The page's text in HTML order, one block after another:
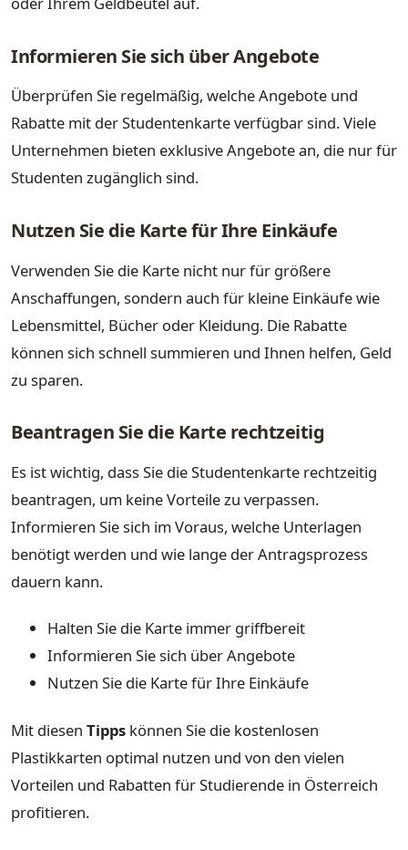
Informieren Sie sich über Angebote
Überprüfen Sie regelmäßig, welche Angebote und
Rabatte mit der Studentenkarte verfügbar sind. Viele
Unternehmen bieten exklusive Angebote an, die nur für
Studenten zugänglich sind.
Nutzen Sie die Karte für Ihre Einkäufe
Verwenden Sie die Karte nicht nur für größere
Anschaffungen, sondern auch für kleine Einkäufe wie
Lebensmittel, Bücher oder Kleidung. Die Rabatte
können sich schnell summieren und Ihnen helfen, Geld
zu sparen.
Beantragen Sie die Karte rechtzeitig
Es ist wichtig, dass Sie die Studentenkarte rechtzeitig
beantragen, um keine Vorteile zu verpassen.
Informieren Sie sich im Voraus, welche Unterlagen
benötigt werden und wie lange der Antragsprozess
dauern kann.
Halten Sie die Karte immer griffbereit
Informieren Sie sich über Angebote
Nutzen Sie die Karte für Ihre Einkäufe
Mit diesen Tipps können Sie die kostenlosen
Plastikkarten optimal nutzen und von den vielen
Vorteilen und Rabatten für Studierende in Österreich
profitieren.